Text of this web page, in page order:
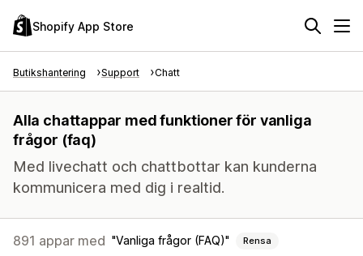
Shopify App Store
Butikshantering Support Chatt
Alla chattappar med funktioner för vanliga
frågor (faq)
Med livechatt och chattbottar kan kunderna
kommunicera med dig i realtid.
891 appar med Vanliga frågor (FAQ) Rensa